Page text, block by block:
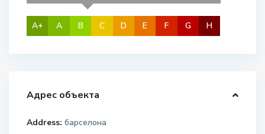
A+ A B C D E F G H
Адрес объекта
Address: барселона